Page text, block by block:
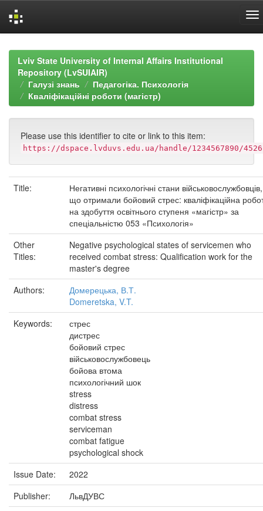
navigationLviv State University of Internal Affairs Institutional
Repository (LvSUIAIR)
Галузі знань
Педагогіка. Психологія
Кваліфікаційні роботи (магістр)
Please use this identifier to cite or link to this item:
https://dspace.lvduvs.edu.ua/handle/1234567890/4526
Title:
Негативні психологічні стани військовослужбовців,
що отримали бойовий стрес: кваліфікаційна
на здобуття освітнього ступеня «магістр» за
спеціальністю 053 «Психологія»
Other
Titles:
Negative psychological states of servicemen who
received combat stress: Qualification work for the
master's degree
Authors:
Домерецька, В.Т.
Domeretska, V.T.
Keywords:
стрес
дистрес
бойовий стрес
військовослужбовець
бойова втома
психологічний шок
stress
distress
combat stress
serviceman
combat fatigue
psychological shock
Issue Date:
2022
Publisher:
ЛьвДУВС